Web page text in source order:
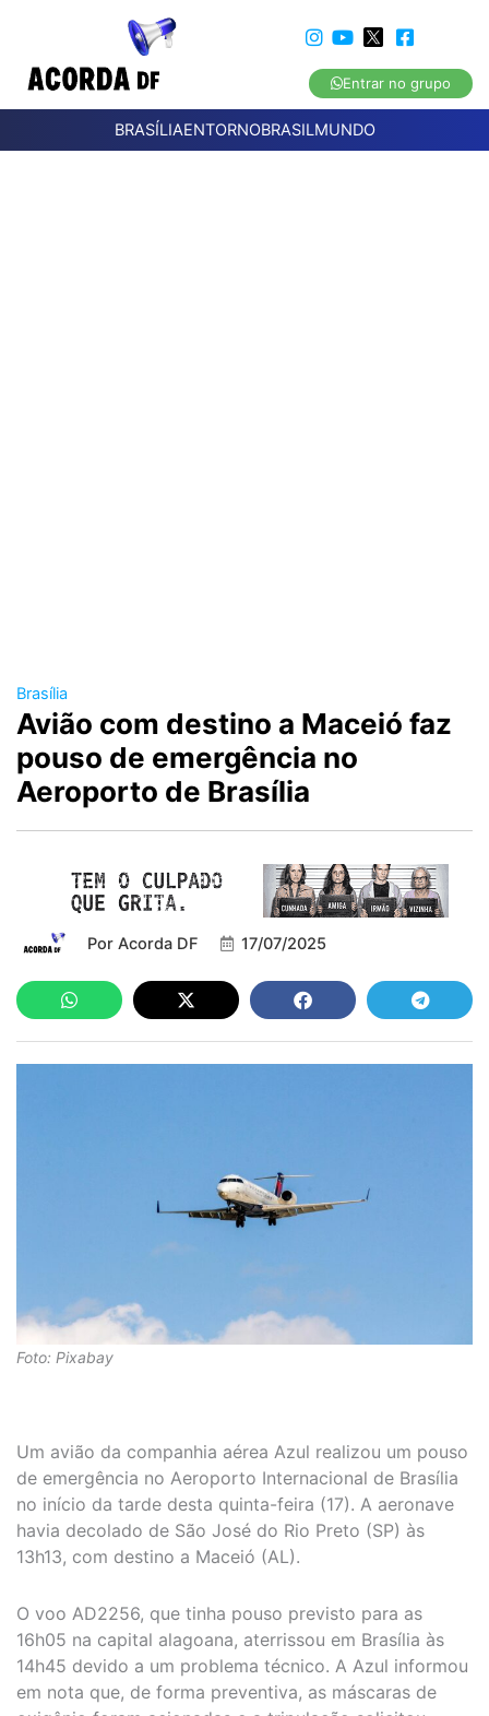
Entrar no grupo
BRASÍLIAENTORNOBRASILMUNDO
Brasília
Avião com destino a Maceió faz
pouso de emergência no
Aeroporto de Brasília
Por Acorda DF 17/07/2025
Foto: Pixabay
Um avião da companhia aérea Azul realizou um pouso
de emergência no Aeroporto Internacional de Brasília
no início da tarde desta quinta-feira (17). A aeronave
havia decolado de São José do Rio Preto (SP) às
13h13, com destino a Maceió (AL).
O voo AD2256, que tinha pouso previsto para as
16h05 na capital alagoana, aterrissou em Brasília às
14h45 devido a um problema técnico. A Azul informou
em nota que, de forma preventiva, as máscaras de